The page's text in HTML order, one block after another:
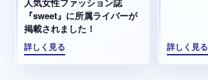
『sweet』に所属ライバーが
掲載されました！
詳しく見る 詳しく見る